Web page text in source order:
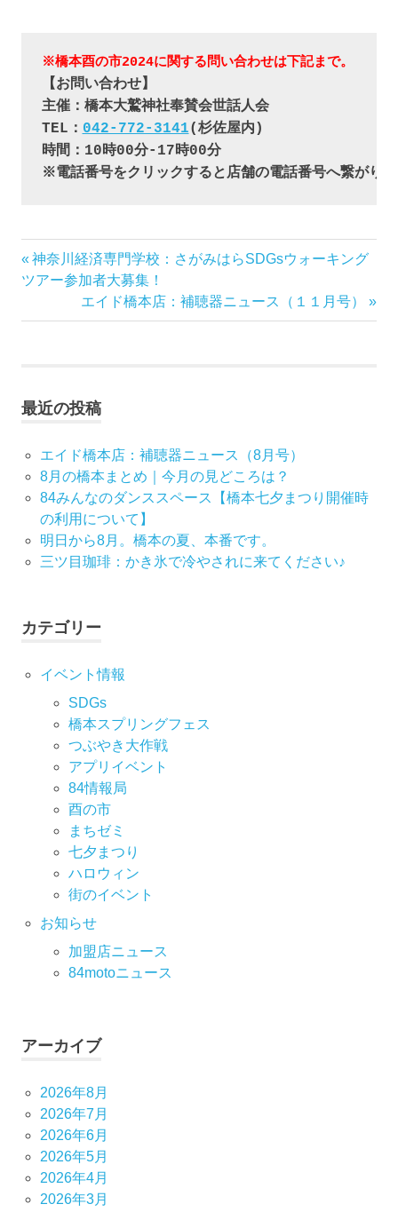
※橋本酉の市2024に関する問い合わせは下記まで。
【お問い合わせ】
主催：橋本大鷲神社奉賛会世話人会
TEL： 042-772-3141(杉佐屋内)
時間：10時00分-17時00分
※電話番号をクリックすると店舗の電話番号へ繋がり
投
ゲ
ー
シ
ョ
ン
前
の
事:
神奈川経済専門学校：さがみはらSDGsウォーキング
ツアー参加者大募集！
次
の
エイド橋本店：補聴器ニュース（１１月号）
最近の投稿
エイド橋本店：補聴器ニュース（8月号）
8月の橋本まとめ｜今月の見どころは？
84みんなのダンススペース【橋本七夕まつり開催時
の利用について】
明日から8月。橋本の夏、本番です。
三ツ目珈琲：かき氷で冷やされに来てください♪
カテゴリー
イベント情報
SDGs
橋本スプリングフェス
つぶやき大作戦
アプリイベント
84情報局
酉の市
まちゼミ
七⼣まつり
ハロウィン
街のイベント
お知らせ
加盟店ニュース
84motoニュース
アーカイブ
2026年8月
2026年7月
2026年6月
2026年5月
2026年4月
2026年3月